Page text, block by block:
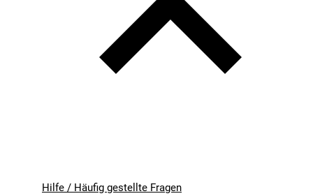
Hilfe / Häufig gestellte Fragen